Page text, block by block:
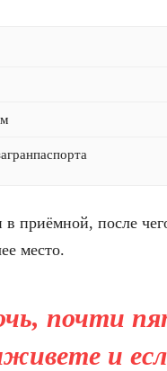
приёмной, после
место.
почти
и